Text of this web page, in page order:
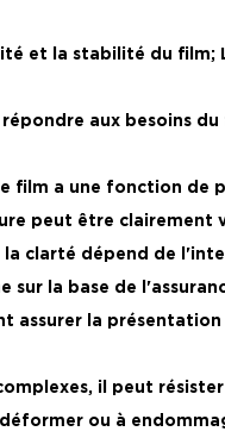
et la stabilité du
répondre aux besoins
a une fonction de
peut être clairement
clarté dépend de
la base de
assurer la
il peut
ou à